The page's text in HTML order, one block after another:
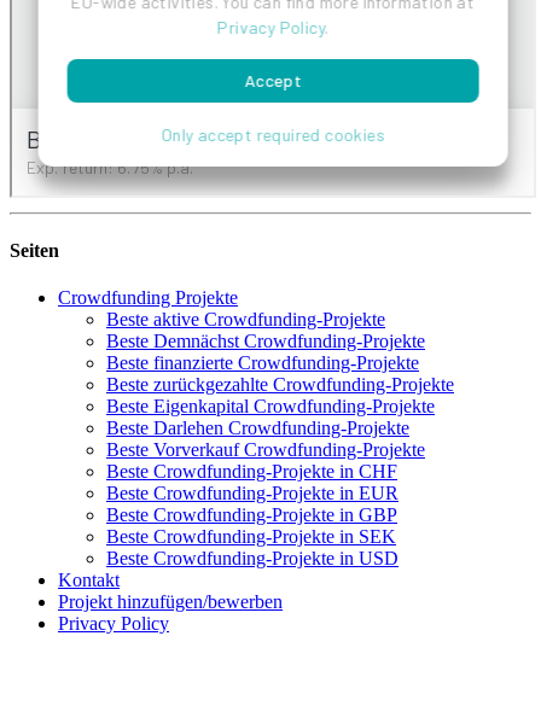
Seiten
Crowdfunding Projekte
Beste aktive Crowdfunding-Projekte
Beste Demnächst Crowdfunding-Projekte
Beste finanzierte Crowdfunding-Projekte
Beste zurückgezahlte Crowdfunding-Projekte
Beste Eigenkapital Crowdfunding-Projekte
Beste Darlehen Crowdfunding-Projekte
Beste Vorverkauf Crowdfunding-Projekte
Beste Crowdfunding-Projekte in CHF
Beste Crowdfunding-Projekte in EUR
Beste Crowdfunding-Projekte in GBP
Beste Crowdfunding-Projekte in SEK
Beste Crowdfunding-Projekte in USD
Kontakt
Projekt hinzufügen/bewerben
Privacy Policy